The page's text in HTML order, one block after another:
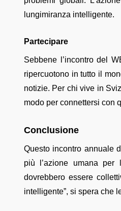
lungimiranza intelligente.
Partecipare
Sebbene l’incontro del
ripercuotono in tutto il
notizie. Per chi vive in
modo per connettersi con
Conclusione
Questo incontro annuale
più l’azione umana per
dovrebbero essere
intelligente”, si spera che